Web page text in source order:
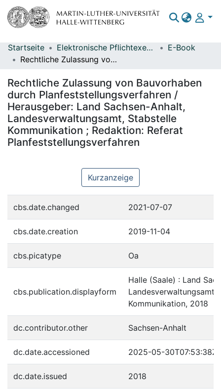
Bereiche & Sammlungen
Statistiken
Startseite Elektronische Pflichtexemplare
E-Book
Rechtliche Zulassung von Bauvorhaben durch Planfeststellungsverfahren / Herausgeber: Land Sachsen-Anhalt, Landesverwaltungsamt, Stabstelle Kommunikation ; Redaktion: Referat Planfeststellungsverfahren
Rechtliche Zulassung von Bauvorhaben
durch Planfeststellungsverfahren /
Herausgeber: Land Sachsen-Anhalt,
Landesverwaltungsamt, Stabstelle
Kommunikation ; Redaktion: Referat
Planfeststellungsverfahren
Kurzanzeige
cbs.date.changed 2021-07-07
cbs.date.creation 2019-11-04
cbs.picatype Oa
cbs.publication.displayform
Halle (Saale) : Land
Landesverwaltungsamt,
Kommunikation, 2018
dc.contributor.other Sachsen-Anhalt
dc.date.accessioned 2025-05-30T07:53:38Z
dc.date.issued 2018